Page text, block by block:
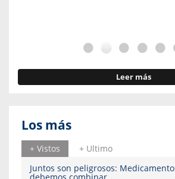
Leer más
Los más
+ Vistos
+ Ultimo
Juntos son peligrosos: